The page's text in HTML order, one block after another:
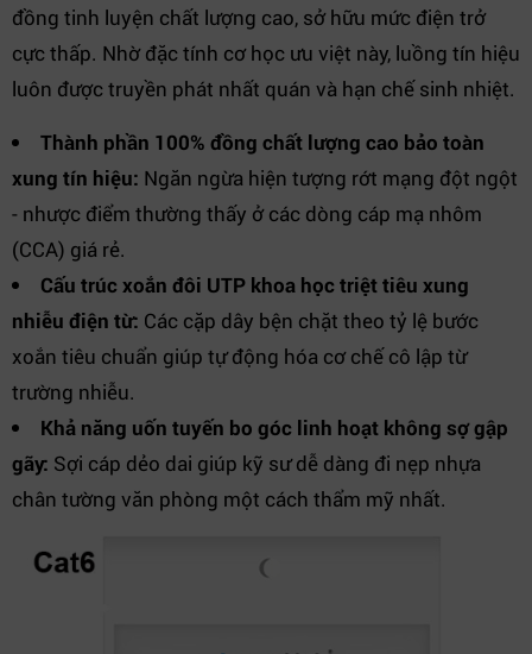
đồng tinh luyện chất lượng cao, sở hữu mức điện trở
cực thấp. Nhờ đặc tính cơ học ưu việt này, luồng tín hiệu
luôn được truyền phát nhất quán và hạn chế sinh nhiệt.
Thành phần 100% đồng chất lượng cao bảo toàn
xung tín hiệu: Ngăn ngừa hiện tượng rớt mạng đột ngột
- nhược điểm thường thấy ở các dòng cáp mạ nhôm
(CCA) giá rẻ.
Cấu trúc xoắn đôi UTP khoa học triệt tiêu xung
nhiễu điện từ: Các cặp dây bện chặt theo tỷ lệ bước
xoắn tiêu chuẩn giúp tự động hóa cơ chế cô lập từ
trường nhiễu.
Khả năng uốn tuyến bo góc linh hoạt không sợ gập
gãy: Sợi cáp dẻo dai giúp kỹ sư dễ dàng đi nẹp nhựa
chân tường văn phòng một cách thẩm mỹ nhất.